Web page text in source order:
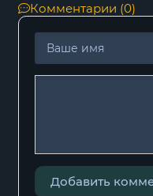
Комментарии (0)
Добавить